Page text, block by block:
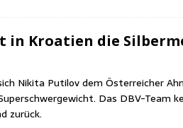
in Kroa­ti­en die
Niki­ta Puti­l­ov dem Öster­rei­cher
Das DBV-Team
zurück.